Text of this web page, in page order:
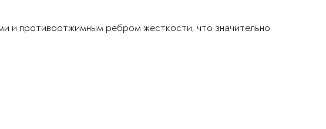
и противоотжимным ребром жесткости, что значительно